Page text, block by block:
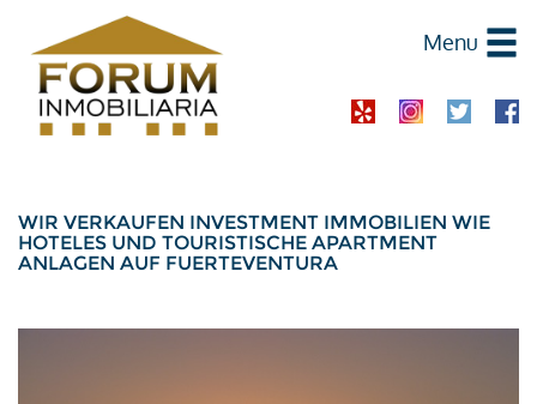
Menu
WIR VERKAUFEN INVESTMENT IMMOBILIEN WIE
HOTELES UND TOURISTISCHE APARTMENT
ANLAGEN AUF FUERTEVENTURA